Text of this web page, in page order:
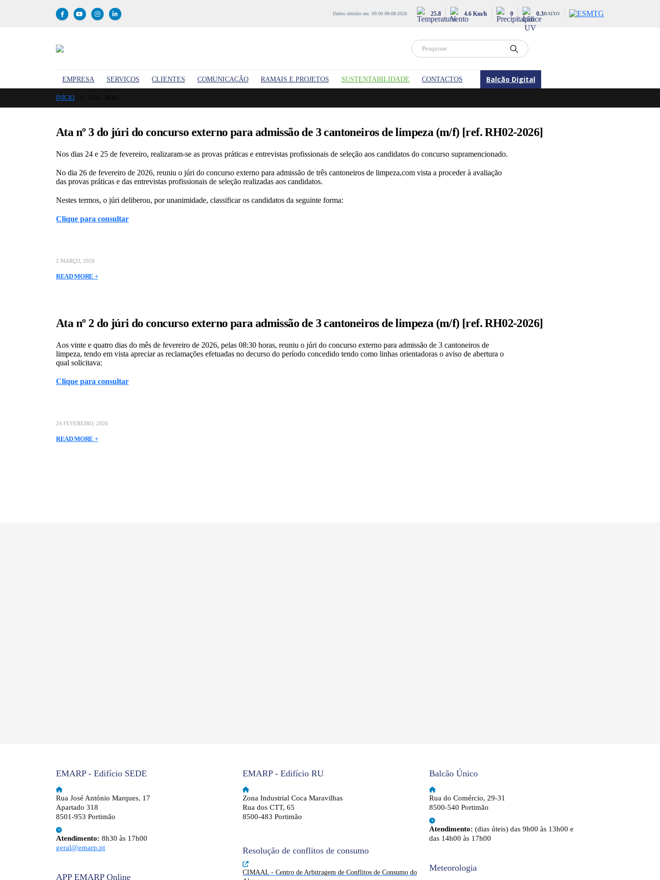
Dados obtidos em: 09:00 08-08-2026 25.8 4.6 Km/h 0 0.3BAIXO
EMPRESA SERVIÇOS CLIENTES COMUNICAÇÃO RAMAIS E PROJETOS SUSTENTABILIDADE CONTACTOS Balcão Digital
INÍCIO
Ata nº 3 do júri do concurso externo para admissão de 3 cantoneiros de limpeza (m/f) [ref. RH02-2026]
Nos dias 24 e 25 de fevereiro, realizaram-se as provas práticas e entrevistas profissionais de seleção aos candidatos do concurso supramencionado.
No dia 26 de fevereiro de 2026, reuniu o júri do concurso externo para admissão de três cantoneiros de limpeza,com vista a proceder à avaliação
das provas práticas e das entrevistas profissionais de seleção realizadas aos candidatos.
Nestes termos, o júri deliberou, por unanimidade, classificar os candidatos da seguinte forma:
Clique para consultar
2 MARÇO, 2026
READ MORE +
Ata nº 2 do júri do concurso externo para admissão de 3 cantoneiros de limpeza (m/f) [ref. RH02-2026]
Aos vinte e quatro dias do mês de fevereiro de 2026, pelas 08:30 horas, reuniu o júri do concurso externo para admissão de 3 cantoneiros de
limpeza, tendo em vista apreciar as reclamações efetuadas no decurso do período concedido tendo como linhas orientadoras o aviso de abertura o
qual solicitava:
Clique para consultar
24 FEVEREIRO, 2026
READ MORE +
EMARP - Edifício SEDE
Rua José António Marques, 17
Apartado 318
8501-953 Portimão
Atendimento: 8h30 às 17h00
geral@emarp.pt
APP EMARP Online
EMARP - Edifício RU
Zona Industrial Coca Maravilhas
Rua dos CTT, 65
8500-483 Portimão
Resolução de conflitos de consumo
CIMAAL - Centro de Arbitragem de Conflitos de Consumo do
Balcão Único
Rua do Comércio, 29-31
8500-540 Portimão
Atendimento: (dias úteis) das 9h00 às 13h00 e
das 14h00 às 17h00
Meteorologia